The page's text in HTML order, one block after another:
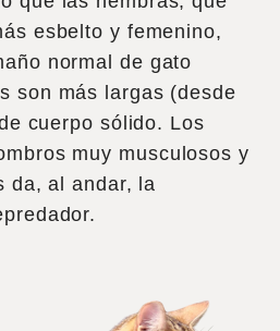
esbelto y femenino,
normal de gato
son más largas (desde
cuerpo sólido. Los
muy musculosos y
da, al andar, la